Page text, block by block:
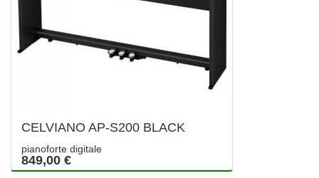
CELVIANO AP-S200 BLACK
pianoforte digitale
849,00 €